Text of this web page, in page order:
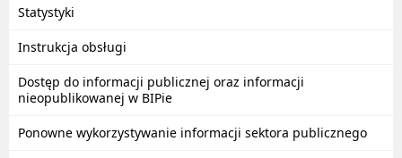
Statystyki
Instrukcja obsługi
Dostęp do informacji publicznej oraz informacji
nieopublikowanej w BIPie
Ponowne wykorzystywanie informacji sektora publicznego